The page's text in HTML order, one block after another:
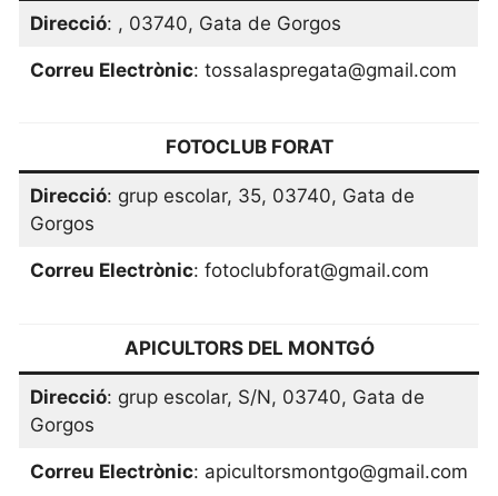
Direcció: , 03740, Gata de Gorgos
Correu Electrònic: tossalaspregata@gmail.com
FOTOCLUB FORAT
Direcció: grup escolar, 35, 03740, Gata de
Gorgos
Correu Electrònic: fotoclubforat@gmail.com
APICULTORS DEL MONTGÓ
Direcció: grup escolar, S/N, 03740, Gata de
Gorgos
Correu Electrònic: apicultorsmontgo@gmail.com